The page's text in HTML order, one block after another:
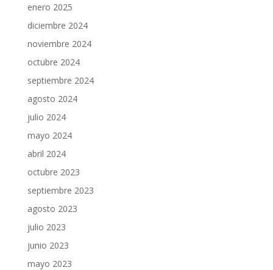
enero 2025
diciembre 2024
noviembre 2024
octubre 2024
septiembre 2024
agosto 2024
julio 2024
mayo 2024
abril 2024
octubre 2023
septiembre 2023
agosto 2023
julio 2023
junio 2023
mayo 2023